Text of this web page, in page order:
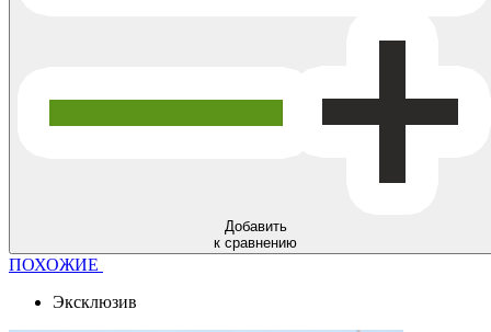
Добавить
к сравнению
ПОХОЖИЕ
Эксклюзив